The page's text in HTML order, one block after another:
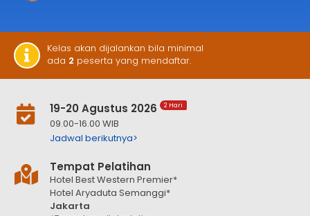
Kelas akan dijalankan bila minimal
ada 2 peserta yang mendaftar.
19-20 Agustus 2026 2 Hari
09.00-16.00 WIB
Jadwal berikutnya>
Tempat Pelatihan
Hotel Best Western Premier*
Hotel Aryaduta Semanggi*
Jakarta